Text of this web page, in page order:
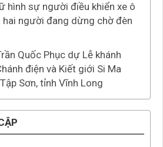
hình sự người điều khiển xe ô
người đang dừng chờ đèn
Quốc Phục dự Lễ khánh
điện và Kiết giới Si Ma
Sơn, tỉnh Vĩnh Long